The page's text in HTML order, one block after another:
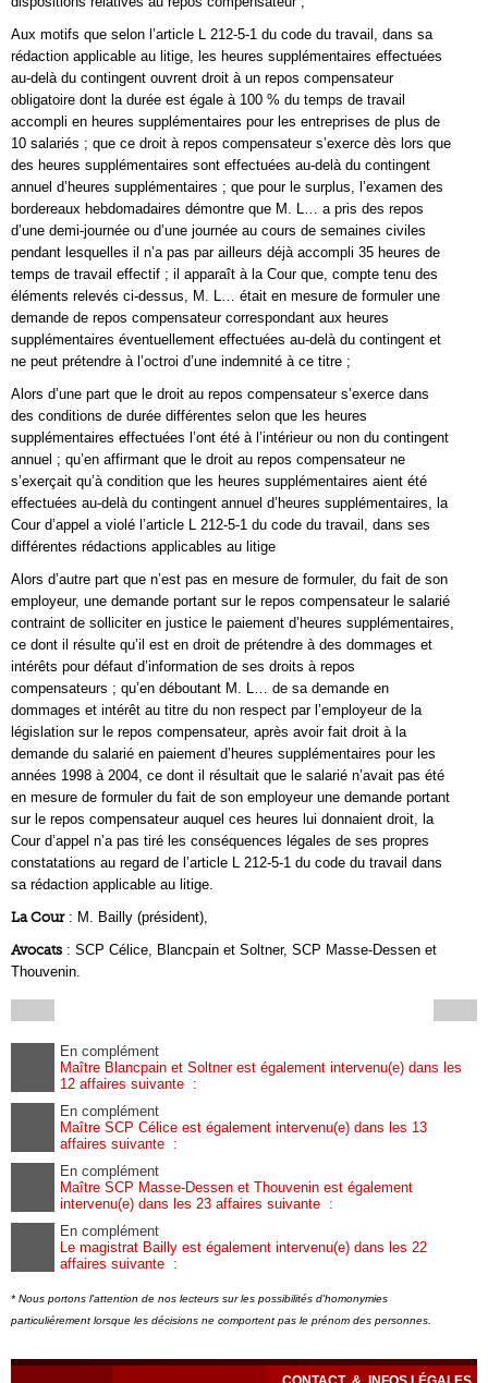
Aux motifs que selon l’article L 212-5-1 du code du travail, dans sa
rédaction applicable au litige, les heures supplémentaires effectuées
au-delà du contingent ouvrent droit à un repos compensateur
obligatoire dont la durée est égale à 100 % du temps de travail
accompli en heures supplémentaires pour les entreprises de plus de
10 salariés ; que ce droit à repos compensateur s’exerce dès lors que
des heures supplémentaires sont effectuées au-delà du contingent
annuel d’heures supplémentaires ; que pour le surplus, l’examen des
bordereaux hebdomadaires démontre que M. L… a pris des repos
d’une demi-journée ou d’une journée au cours de semaines civiles
pendant lesquelles il n’a pas par ailleurs déjà accompli 35 heures de
temps de travail effectif ; il apparaît à la Cour que, compte tenu des
éléments relevés ci-dessus, M. L… était en mesure de formuler une
demande de repos compensateur correspondant aux heures
supplémentaires éventuellement effectuées au-delà du contingent et
ne peut prétendre à l’octroi d’une indemnité à ce titre ;
Alors d’une part que le droit au repos compensateur s’exerce dans
des conditions de durée différentes selon que les heures
supplémentaires effectuées l’ont été à l’intérieur ou non du contingent
annuel ; qu’en affirmant que le droit au repos compensateur ne
s’exerçait qu’à condition que les heures supplémentaires aient été
effectuées au-delà du contingent annuel d’heures supplémentaires, la
Cour d’appel a violé l’article L 212-5-1 du code du travail, dans ses
différentes rédactions applicables au litige
Alors d’autre part que n’est pas en mesure de formuler, du fait de son
employeur, une demande portant sur le repos compensateur le salarié
contraint de solliciter en justice le paiement d’heures supplémentaires,
ce dont il résulte qu’il est en droit de prétendre à des dommages et
intérêts pour défaut d’information de ses droits à repos
compensateurs ; qu’en déboutant M. L… de sa demande en
dommages et intérêt au titre du non respect par l’employeur de la
législation sur le repos compensateur, après avoir fait droit à la
demande du salarié en paiement d’heures supplémentaires pour les
années 1998 à 2004, ce dont il résultait que le salarié n’avait pas été
en mesure de formuler du fait de son employeur une demande portant
sur le repos compensateur auquel ces heures lui donnaient droit, la
Cour d’appel n’a pas tiré les conséquences légales de ses propres
constatations au regard de l’article L 212-5-1 du code du travail dans
sa rédaction applicable au litige.
La Cour: M. Bailly (président),
Avocats : SCP Célice, Blancpain et Soltner, SCP Masse-Dessen et
Thouvenin.
En complément
Maître Blancpain et Soltner est également intervenu(e) dans les
12 affaires suivante :
En complément
Maître SCP Célice est également intervenu(e) dans les 13
affaires suivante :
En complément
Maître SCP Masse-Dessen et Thouvenin est également
intervenu(e) dans les 23 affaires suivante :
En complément
Le magistrat Bailly est également intervenu(e) dans les 22
affaires suivante :
* Nous portons l'attention de nos lecteurs sur les possibilités d'homonymies
particuliérement lorsque les décisions ne comportent pas le prénom des personnes.